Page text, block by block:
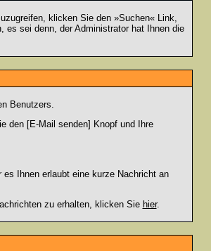
klicken Sie den »Suchen« Link,
es sei denn, der Administrator hat Ihnen die
Benutzers.
den [E-Mail senden] Knopf und Ihre
Ihnen erlaubt eine kurze Nachricht an
zu erhalten, klicken Sie hier.